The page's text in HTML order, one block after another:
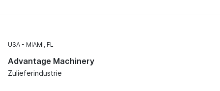
USA MIAMI, FL
Advantage Machinery
Zulieferindustrie